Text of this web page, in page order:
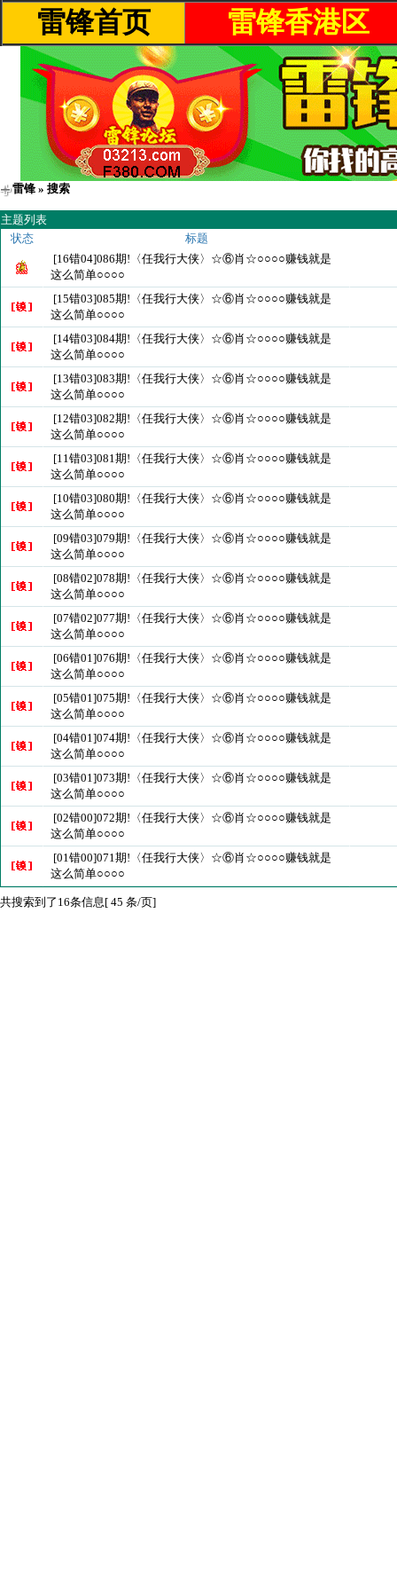
雷锋首页 雷锋香港区
雷锋 » 搜索
主题列表
状态
标题
[16错04]086期!〈任我行大侠〉☆⑥肖☆○○○○赚钱就是
这么简单○○○○
[15错03]085期!〈任我行大侠〉☆⑥肖☆○○○○赚钱就是
这么简单○○○○
[14错03]084期!〈任我行大侠〉☆⑥肖☆○○○○赚钱就是
这么简单○○○○
[13错03]083期!〈任我行大侠〉☆⑥肖☆○○○○赚钱就是
这么简单○○○○
[12错03]082期!〈任我行大侠〉☆⑥肖☆○○○○赚钱就是
这么简单○○○○
[11错03]081期!〈任我行大侠〉☆⑥肖☆○○○○赚钱就是
这么简单○○○○
[10错03]080期!〈任我行大侠〉☆⑥肖☆○○○○赚钱就是
这么简单○○○○
[09错03]079期!〈任我行大侠〉☆⑥肖☆○○○○赚钱就是
这么简单○○○○
[08错02]078期!〈任我行大侠〉☆⑥肖☆○○○○赚钱就是
这么简单○○○○
[07错02]077期!〈任我行大侠〉☆⑥肖☆○○○○赚钱就是
这么简单○○○○
[06错01]076期!〈任我行大侠〉☆⑥肖☆○○○○赚钱就是
这么简单○○○○
[05错01]075期!〈任我行大侠〉☆⑥肖☆○○○○赚钱就是
这么简单○○○○
[04错01]074期!〈任我行大侠〉☆⑥肖☆○○○○赚钱就是
这么简单○○○○
[03错01]073期!〈任我行大侠〉☆⑥肖☆○○○○赚钱就是
这么简单○○○○
[02错00]072期!〈任我行大侠〉☆⑥肖☆○○○○赚钱就是
这么简单○○○○
[01错00]071期!〈任我行大侠〉☆⑥肖☆○○○○赚钱就是
这么简单○○○○
共搜索到了16条信息[ 45 条/页]